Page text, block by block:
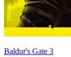
Baldur's Gate 3